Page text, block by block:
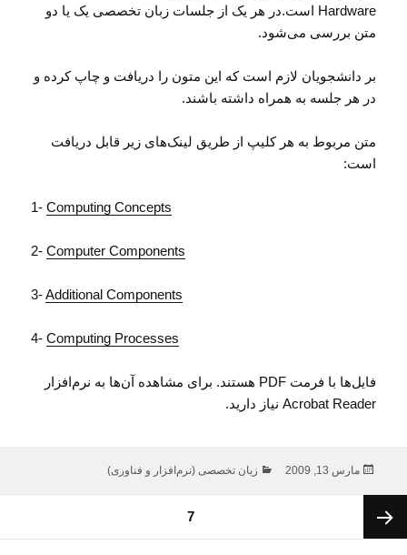
Hardware است.در هر یک از جلسات زبان تخصصی یک یا دو
متن بررسی می‌شود.
بر دانشجویان لازم است که این متون را دریافت و چاپ کرده و
در هر جلسه به همراه داشته باشند.
متن مربوط به هر کلیپ از طریق لینک‌های زیر قابل دریافت
است:
1-Computing Concepts
2-Computer Components
3-Additional Components
4-Computing Processes
فایل‌ها با فرمت PDF هستند. برای مشاهده آن‌ها به نرم‌افزار
Acrobat Reader نیاز دارید.
ارسال
مارس 13, 2009 دسته‌ها
زبان تخصصی (نرم‌افزار و فناوری)
نوشته‌ها
برگه7